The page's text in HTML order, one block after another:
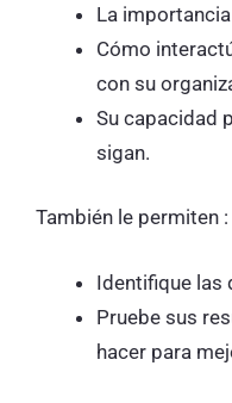
La
Cómo
con su
Su capacidad
sigan.
También le permiten :
Identifique las
Pruebe sus
hacer para